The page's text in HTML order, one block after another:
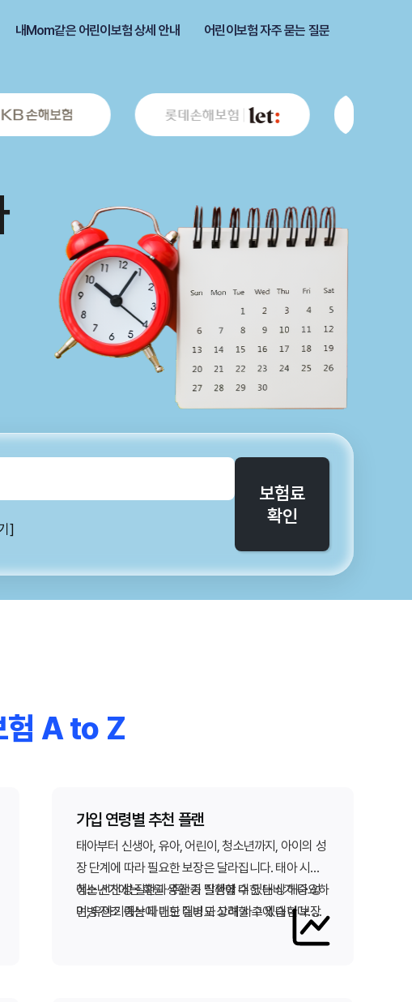
내Mom같은 어린이보험 상세 안내 어린이보험 자주 묻는 질문
]
보험료
확인
험 A to Z
가입 연령별 추천 플랜
태아부터 신생아, 유아, 어린이, 청소년까지, 아이의 성
장 단계에 따라 필요한 보장은 달라집니다. 태아 시기
에는 선천성 질환과 주산기 질환에 대한 대비가 중요하
며, 유아기에는 다빈도 질병과 상해 사고에 대한 보장
청소년기에는 학원 생활 중 발생할 수 있는 상해나 성
인병 전조 증상에 대한 대비도 고려할 수 있습니다. 메
리츠화재 내Mom같은 어린이보험은 각 연령대에 최